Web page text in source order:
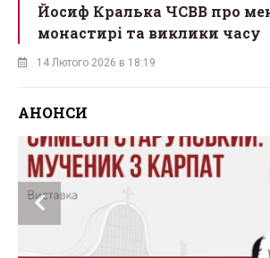
Йосиф Кралька ЧСВВ про
монастирі та виклики часу
14 Лютого 2026 в 18:19
АНОНСИ